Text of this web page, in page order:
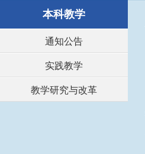
本科教学
通知公告
实践教学
教学研究与改革